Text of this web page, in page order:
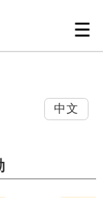
中文